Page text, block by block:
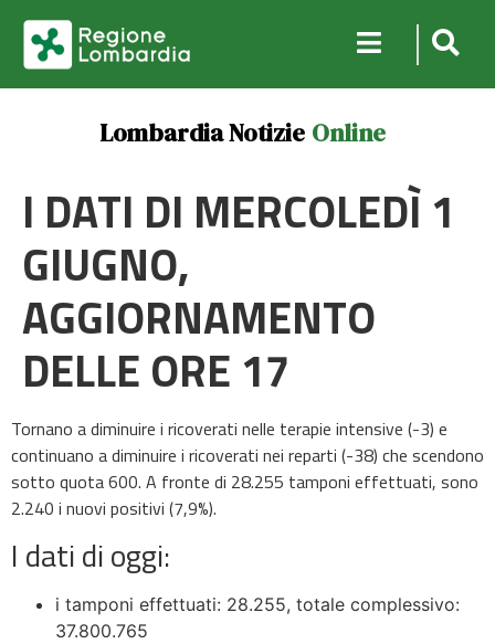
Lombardia Notizie Online
I DATI DI MERCOLEDÌ 1
GIUGNO,
AGGIORNAMENTO
DELLE ORE 17
Tornano a diminuire i ricoverati nelle terapie intensive (-3) e
continuano a diminuire i ricoverati nei reparti (-38) che scendono
sotto quota 600. A fronte di 28.255 tamponi effettuati, sono
2.240 i nuovi positivi (7,9%).
I dati di oggi:
i tamponi effettuati: 28.255, totale complessivo:
37.800.765